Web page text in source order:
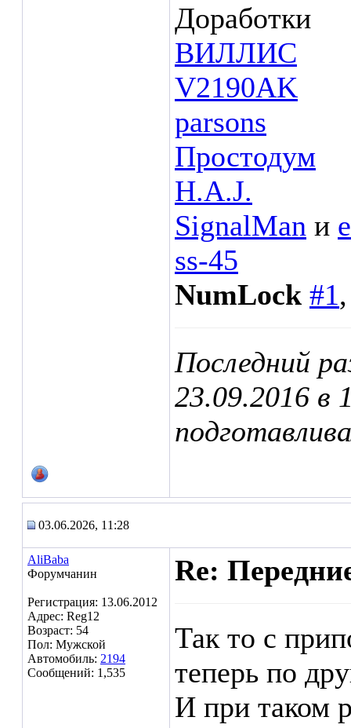
Доработки
ВИЛЛИС
V2190AK
parsons
Простодум
H.A.J.
SignalMan и
ss-45
NumLock #1
Последний
23.09.2016 в
03.06.2026, 11:28
AliBaba
Форумчанин
Регистрация: 13.06.2012
Адрес: Reg12
Возраст: 54
Пол: Мужской
Автомобиль: 2194
Сообщений: 1,535
Re:
Так то с
теперь по
И при таком